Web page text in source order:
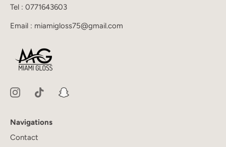
Tel : 0771643603
Email : miamigloss75@gmail.com
Navigations
Contact